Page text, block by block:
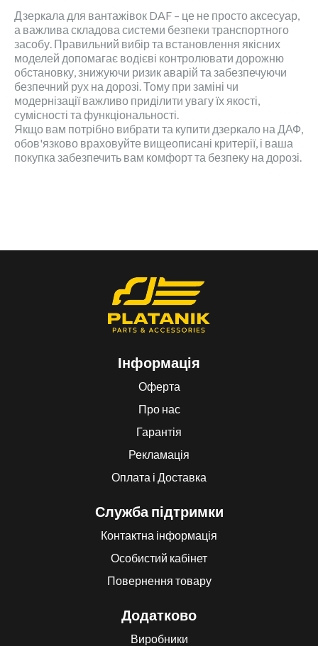
Дзеркала для вантажівок DAF – це не просто аксесуар,
а важлива складова системи безпеки транспортного
засобу. Правильний вибір та встановлення якісних
моделей допомагає водієві контролювати дорожню
обстановку, знижуючи ризик аварій та забезпечуючи
безпечний рух на дорозі. Тому при заміні чи
модернізації важливо приділити увагу їх якості,
сумісності та функціональності.
Якщо вам потрібно вибрати та купити дзеркало на ДАФ,
обов'язково враховуйте вищеописані критерії, і ваша
покупка забезпечить вам комфорт та безпеку на дорозі.
Інформація
Оферта
Про нас
Гарантія
Рекламація
Оплата і Доставка
Служба підтримки
Контактна інформація
Особистий кабінет
Повернення товару
Додатково
Виробники